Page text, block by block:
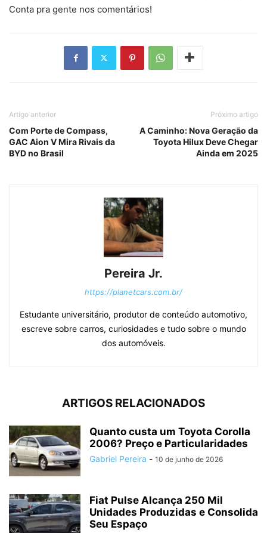
Conta pra gente nos comentários!
Artigo anterior
Com Porte de Compass,
GAC Aion V Mira Rivais da
BYD no Brasil
Próximo artigo
A Caminho: Nova Geração da
Toyota Hilux Deve Chegar
Ainda em 2025
Pereira Jr.
https://planetcars.com.br/
Estudante universitário, produtor de conteúdo automotivo,
escreve sobre carros, curiosidades e tudo sobre o mundo
dos automóveis.
ARTIGOS RELACIONADOS
Quanto custa um Toyota Corolla
2006? Preço e Particularidades
Gabriel Pereira - 10 de junho de 2026
Fiat Pulse Alcança 250 Mil
Unidades Produzidas e Consolida
Seu Espaço